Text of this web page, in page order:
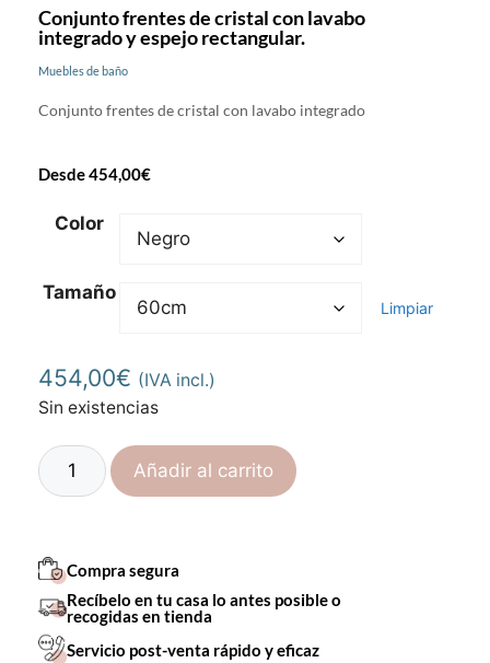
Conjunto frentes de cristal con lavabo
integrado y espejo rectangular.
Muebles de baño
Conjunto frentes de cristal con lavabo integrado
Desde454,00€
Color
Tamaño
Limpiar
454,00€ (IVA incl.)
Sin existencias
Añadir al carrito
Compra segura
Recíbelo en tu casa lo antes posible o
recogidas en tienda
Servicio post-venta rápido y eficaz